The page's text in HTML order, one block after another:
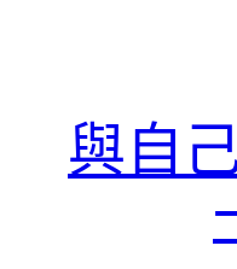
與自